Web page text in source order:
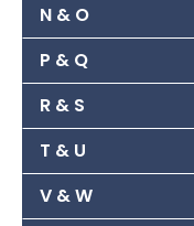
N & O
P & Q
R & S
T & U
V & W